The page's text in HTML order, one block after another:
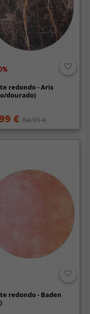
redondo - Aris
dourado)
€ 84.99 €
redondo - Baden